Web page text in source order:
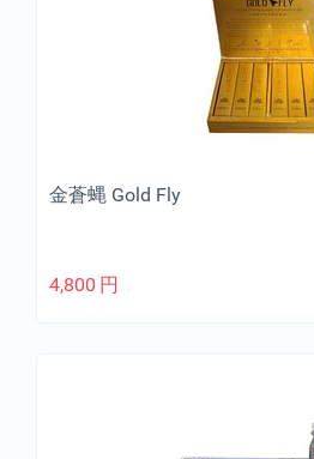
金蒼蝿 Gold Fly
4,800 円